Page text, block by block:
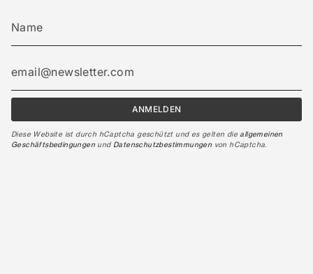
ANMELDEN
Diese Website ist durch hCaptcha geschützt und es gelten dieallgemeinen
Geschäftsbedingungen und Datenschutzbestimmungen von hCaptcha.